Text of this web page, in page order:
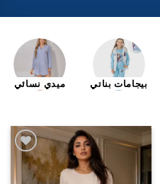
بيجامات بناتي ميدي نسائي
الي